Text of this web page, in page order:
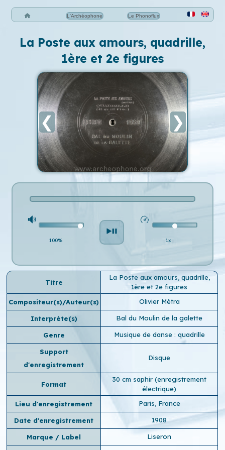
L'Archéophone Le Phonoflux
La Poste aux amours, quadrille,
1ère et 2e figures
❮ ❯
100% 1x
Titre
La Poste aux amours, quadrille,
1ère et 2e figures
Compositeur(s)/Auteur(s)
Olivier Métra
Interprète(s) Bal du Moulin de la galette
Genre Musique de danse : quadrille
Support
d'enregistrement
Disque
Format
30 cm saphir (enregistrement
électrique)
Lieu d'enregistrement
Paris, France
Date d'enregistrement 1908
Marque / Label Liseron